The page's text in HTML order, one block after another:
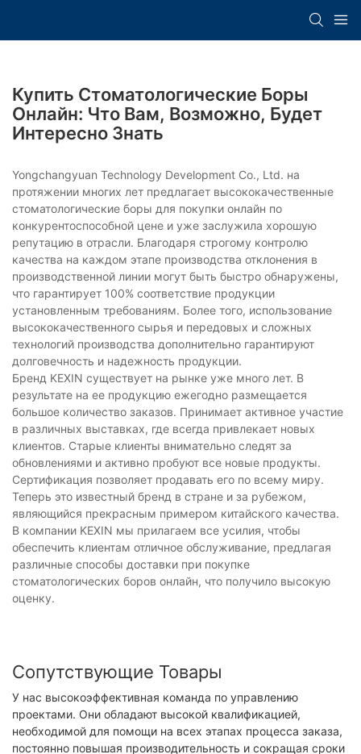
Купить Стоматологические Боры
Онлайн: Что Вам, Возможно, Будет
Интересно Знать
Yongchangyuan Technology Development Co., Ltd. на
протяжении многих лет предлагает высококачественные
стоматологические боры для покупки онлайн по
конкурентоспособной цене и уже заслужила хорошую
репутацию в отрасли. Благодаря строгому контролю
качества на каждом этапе производства отклонения в
производственной линии могут быть быстро обнаружены,
что гарантирует 100% соответствие продукции
установленным требованиям. Более того, использование
высококачественного сырья и передовых и сложных
технологий производства дополнительно гарантируют
долговечность и надежность продукции.
Бренд KEXIN существует на рынке уже много лет. В
результате на ее продукцию ежегодно размещается
большое количество заказов. Принимает активное участие
в различных выставках, где всегда привлекает новых
клиентов. Старые клиенты внимательно следят за
обновлениями и активно пробуют все новые продукты.
Сертификация позволяет продавать его по всему миру.
Теперь это известный бренд в стране и за рубежом,
являющийся прекрасным примером китайского качества.
В компании KEXIN мы прилагаем все усилия, чтобы
обеспечить клиентам отличное обслуживание, предлагая
различные способы доставки при покупке
стоматологических боров онлайн, что получило высокую
оценку.
Сопутствующие Товары
У нас высокоэффективная команда по управлению
проектами. Они обладают высокой квалификацией,
необходимой для помощи на всех этапах процесса заказа,
постоянно повышая производительность и сокращая сроки